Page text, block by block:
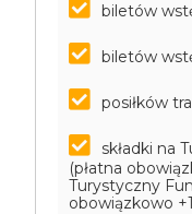
biletów
biletów
posiłków
składki na
(płatna
Turystyczny
obowiązkowo